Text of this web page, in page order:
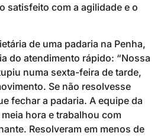
satisfeito com a agilidade e o
de uma padaria na Penha,
do atendimento rápido: “Nossa
numa sexta-feira de tarde,
Se não resolvesse
fechar a padaria. A equipe da
hora e trabalhou com
Resolveram em menos de